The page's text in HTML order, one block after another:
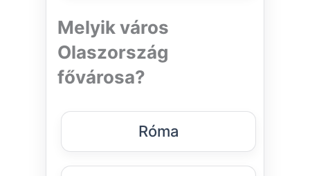
Melyik város
Olaszország
fővárosa?
Róma